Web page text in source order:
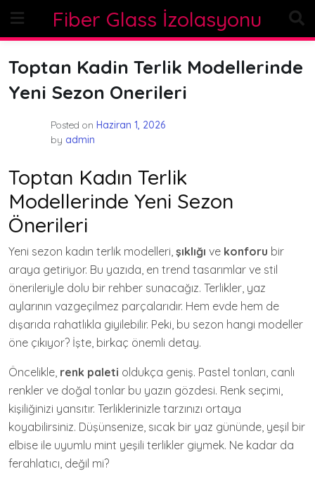
content
Fiber Glass İzolasyonu
Toptan Kadin Terlik Modellerinde
Yeni Sezon Onerileri
Posted on Haziran 1, 2026
by admin
Toptan Kadın Terlik
Modellerinde Yeni Sezon
Önerileri
Yeni sezon kadın terlik modelleri, şıklığı ve konforu bir
araya getiriyor. Bu yazıda, en trend tasarımlar ve stil
önerileriyle dolu bir rehber sunacağız. Terlikler, yaz
aylarının vazgeçilmez parçalarıdır. Hem evde hem de
dışarıda rahatlıkla giyilebilir. Peki, bu sezon hangi modeller
öne çıkıyor? İşte, birkaç önemli detay.
Öncelikle, renk paleti oldukça geniş. Pastel tonları, canlı
renkler ve doğal tonlar bu yazın gözdesi. Renk seçimi,
kişiliğinizi yansıtır. Terliklerinizle tarzınızı ortaya
koyabilirsiniz. Düşünsenize, sıcak bir yaz gününde, yeşil bir
elbise ile uyumlu mint yeşili terlikler giymek. Ne kadar da
ferahlatıcı, değil mi?